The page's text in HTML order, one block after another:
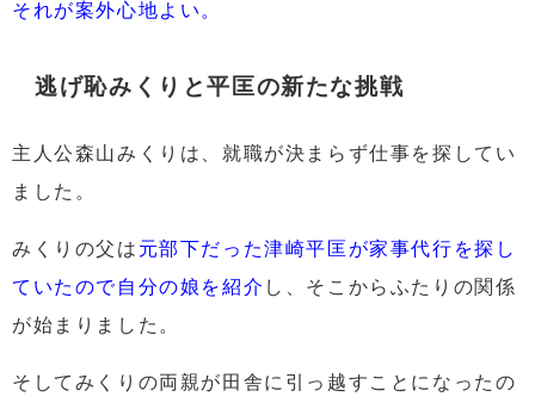
それが案外心地よい。
逃げ恥みくりと平匡の新たな挑戦
主人公森山みくりは、就職が決まらず仕事を探してい
ました。
みくりの父は 元部下だった津崎平匡が家事代行を探し
ていたので自分の娘を紹介 し、 そこからふたりの関係
が始まりました。
そしてみくりの両親が田舎に引っ越すことになったの